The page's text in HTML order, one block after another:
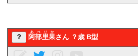
？ 阿部里果
あべりか
さん ？歳 B型